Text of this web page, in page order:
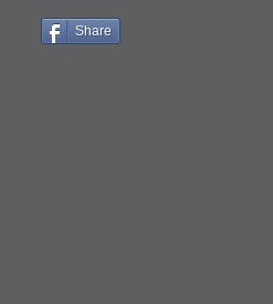
Share